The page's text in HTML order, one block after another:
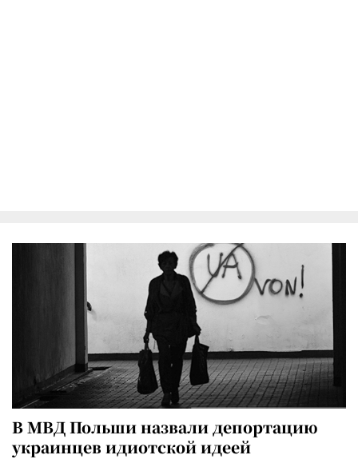
В МВД Польши назвали депортацию
украинцев идиотской идеей